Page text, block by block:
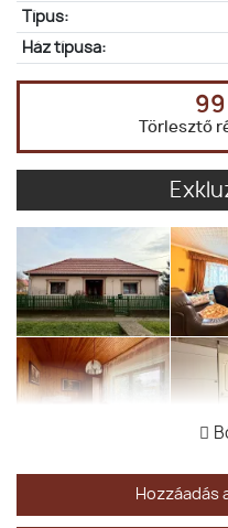
Típus:
Ház típusa:
Törlesztő
Hozzáadás